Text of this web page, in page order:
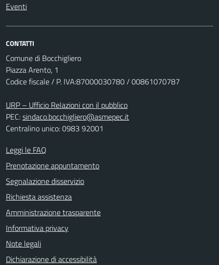
Eventi
CONTATTI
Comune di Bocchigliero
Piazza Arento, 1
Codice fiscale / P. IVA:87000030780 / 00861070787
URP – Ufficio Relazioni con il pubblico
PEC:sindaco.bocchigliero@asmepec.it
Centralino unico: 0983 92001
Leggi le FAQ
Prenotazione appuntamento
Segnalazione disservizio
Richiesta assistenza
Amministrazione trasparente
Informativa privacy
Note legali
Dichiarazione di accessibilità